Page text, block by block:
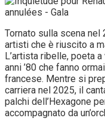
Tornato sulla scena nel
artisti che è riuscito a
L’artista ribelle, poeta
anni ’80 che fanno
francese. Mentre si
carriera nel 2025, il
palchi dell’Hexagone
accompagnato da